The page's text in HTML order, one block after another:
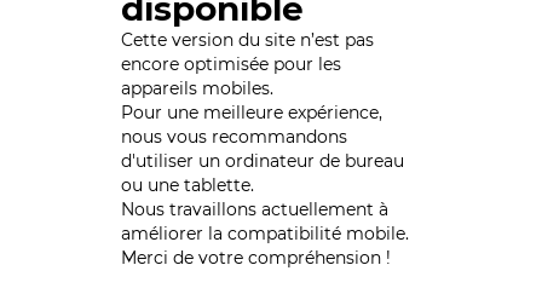
disponible
Cette version du site n’est pas
encore optimisée pour les
appareils mobiles.
Pour une meilleure expérience,
nous vous recommandons
d'utiliser un ordinateur de bureau
ou une tablette.
Nous travaillons actuellement à
améliorer la compatibilité mobile.
Merci de votre compréhension !